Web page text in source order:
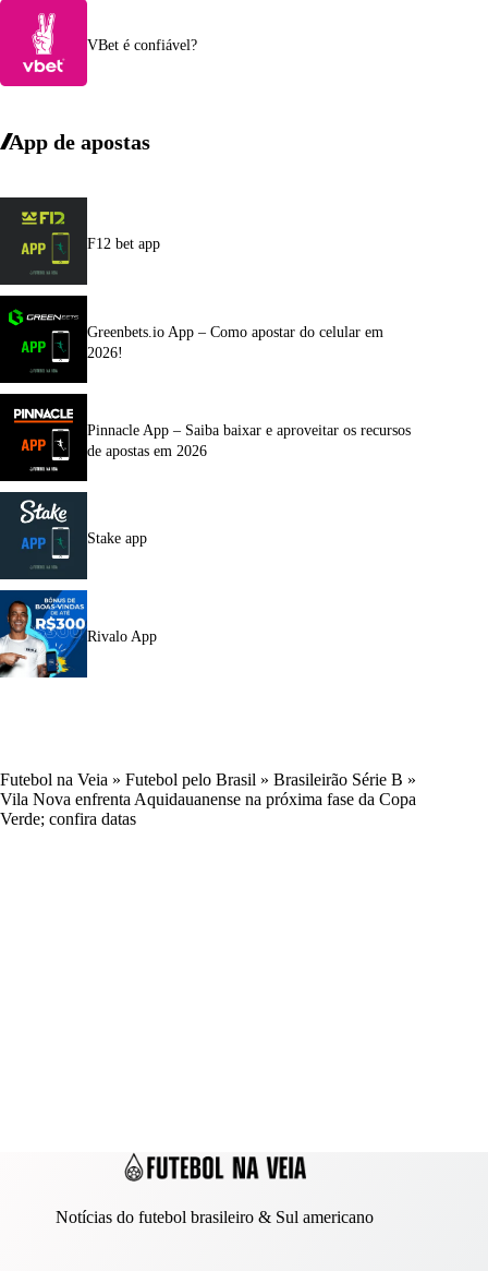
VBet é confiável?
App de apostas
F12 bet app
Greenbets.io App – Como apostar do celular em
2026!
Pinnacle App – Saiba baixar e aproveitar os recursos
de apostas em 2026
Stake app
Rivalo App
Futebol na Veia » Futebol pelo Brasil » Brasileirão Série B »
Vila Nova enfrenta Aquidauanense na próxima fase da Copa
Verde; confira datas
Notícias do futebol brasileiro & Sul americano